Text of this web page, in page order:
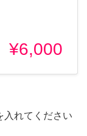
¥6,000
入れてください